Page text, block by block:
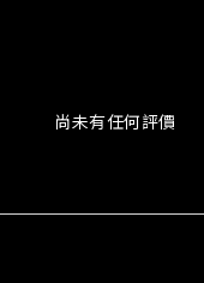
尚未有任何評價